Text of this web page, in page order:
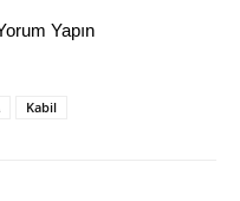
Yapın
Kabil